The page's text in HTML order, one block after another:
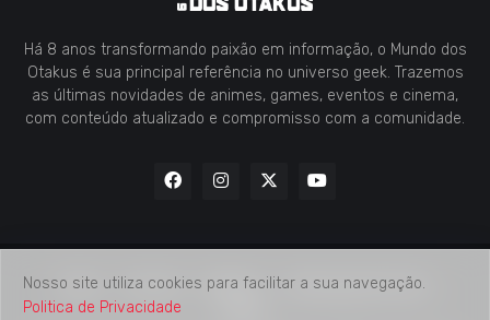
Há 8 anos transformando paixão em informação, o Mundo dos
Otakus é sua principal referência no universo geek. Trazemos
as últimas novidades de animes, games, eventos e cinema,
com conteúdo atualizado e compromisso com a comunidade.
Home Contato Midia Kit
Verificação de Fatos
Nosso site utiliza cookies para facilitar a sua navegação.
Politica de Privacidade